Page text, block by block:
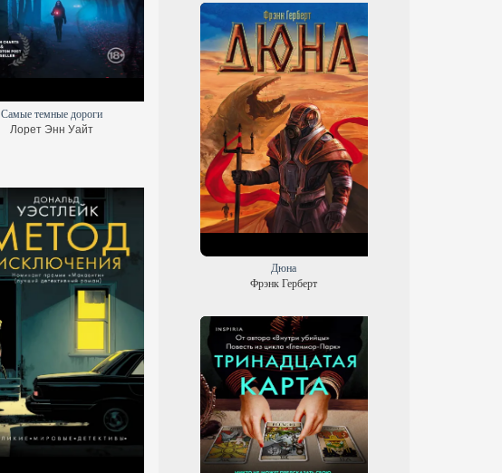
Самые темные дороги
Лорет Энн Уайт
Покушение на убийство
Тони Кент
Замок Отранто и другие
Дюна
Фрэнк Герберт